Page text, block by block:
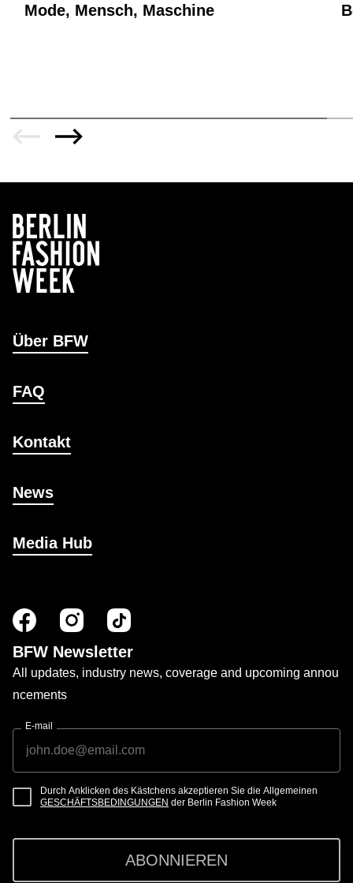
Mode, Mensch, Maschine
Über BFW
FAQ
Kontakt
News
Media Hub
BFW Newsletter
All updates, industry news, coverage and upcoming annou
ncements
E-mail
Durch Anklicken des Kästchens akzeptieren Sie die Allgemeinen
GESCHÄFTSBEDINGUNGEN der Berlin Fashion Week
ABONNIEREN